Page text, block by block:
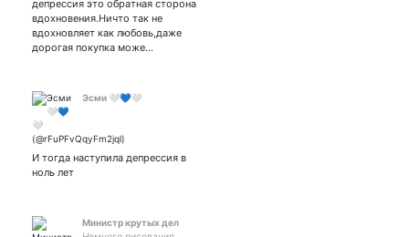
от Иоанна 3-16
депрессия это обратная сторона
вдохновения.Ничто так не
вдохновляет как любовь,даже
дорогая покупка може…
Эсми 🤍💙🤍
И тогда наступила депрессия в
ноль лет
Министр крутых дел